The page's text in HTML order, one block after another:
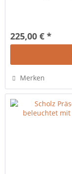
225,00 € *
Merken